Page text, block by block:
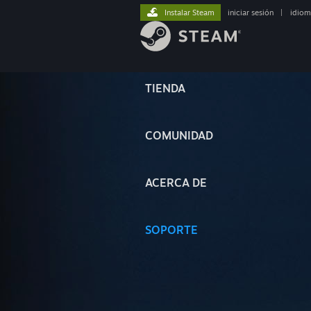
TIENDA
COMUNIDAD
ACERCA DE
SOPORTE
Instalar Steam iniciar sesión